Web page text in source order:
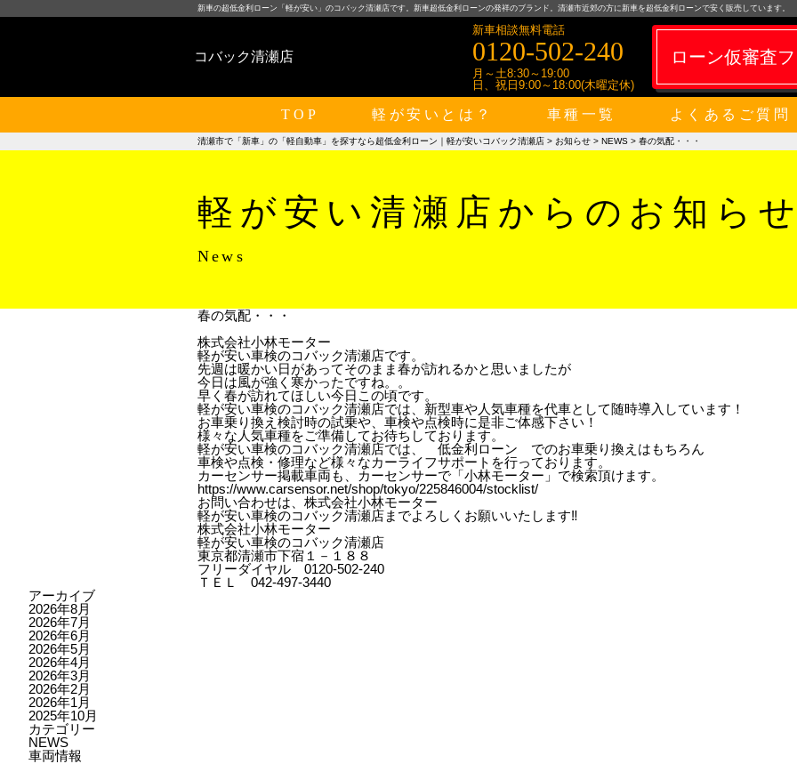
新車の超低金利ローン「軽が安い」のコバック清瀬店です。新車超低金利ローンの発祥のブランド。清瀬市近郊の方に新車を超低金利ローンで安く販売しています。
コバック清瀬店
新車相談無料電話
0120-502-240
月～土8:30～19:00
日、祝日9:00～18:00(木曜定休)
ローン仮審査
TOP 軽が安いとは？ 車種一覧 よくあるご質問
清瀬市で「新車」の「軽自動車」を探すなら超低金利ローン｜軽が安いコバック清瀬店 > お知らせ > NEWS > 春の気配・・・
軽が安い清瀬店からのお知ら
News
春の気配・・・
株式会社小林モーター
軽が安い車検のコバック清瀬店です。
先週は暖かい日があってそのまま春が訪れるかと思いましたが
今日は風が強く寒かったですね。。
早く春が訪れてほしい今日この頃です。
軽が安い車検のコバック清瀬店では、新型車や人気車種を代車として随時導入しています！
お車乗り換え検討時の試乗や、車検や点検時に是非ご体感下さい！
様々な人気車種をご準備してお待ちしております。
軽が安い車検のコバック清瀬店では、 低金利ローン でのお車乗り換えはもちろん
車検や点検・修理など様々なカーライフサポートを行っております。
カーセンサー掲載車両も、カーセンサーで「小林モーター」で検索頂けます。
https://www.carsensor.net/shop/tokyo/225846004/stocklist/
お問い合わせは、株式会社小林モーター
軽が安い車検のコバック清瀬店までよろしくお願いいたします‼
株式会社小林モーター
軽が安い車検のコバック清瀬店
東京都清瀬市下宿１－１８８
フリーダイヤル 0120-502-240
ＴＥＬ 042-497-3440
アーカイブ
2026年8月
2026年7月
2026年6月
2026年5月
2026年4月
2026年3月
2026年2月
2026年1月
2025年10月
カテゴリー
NEWS
車両情報